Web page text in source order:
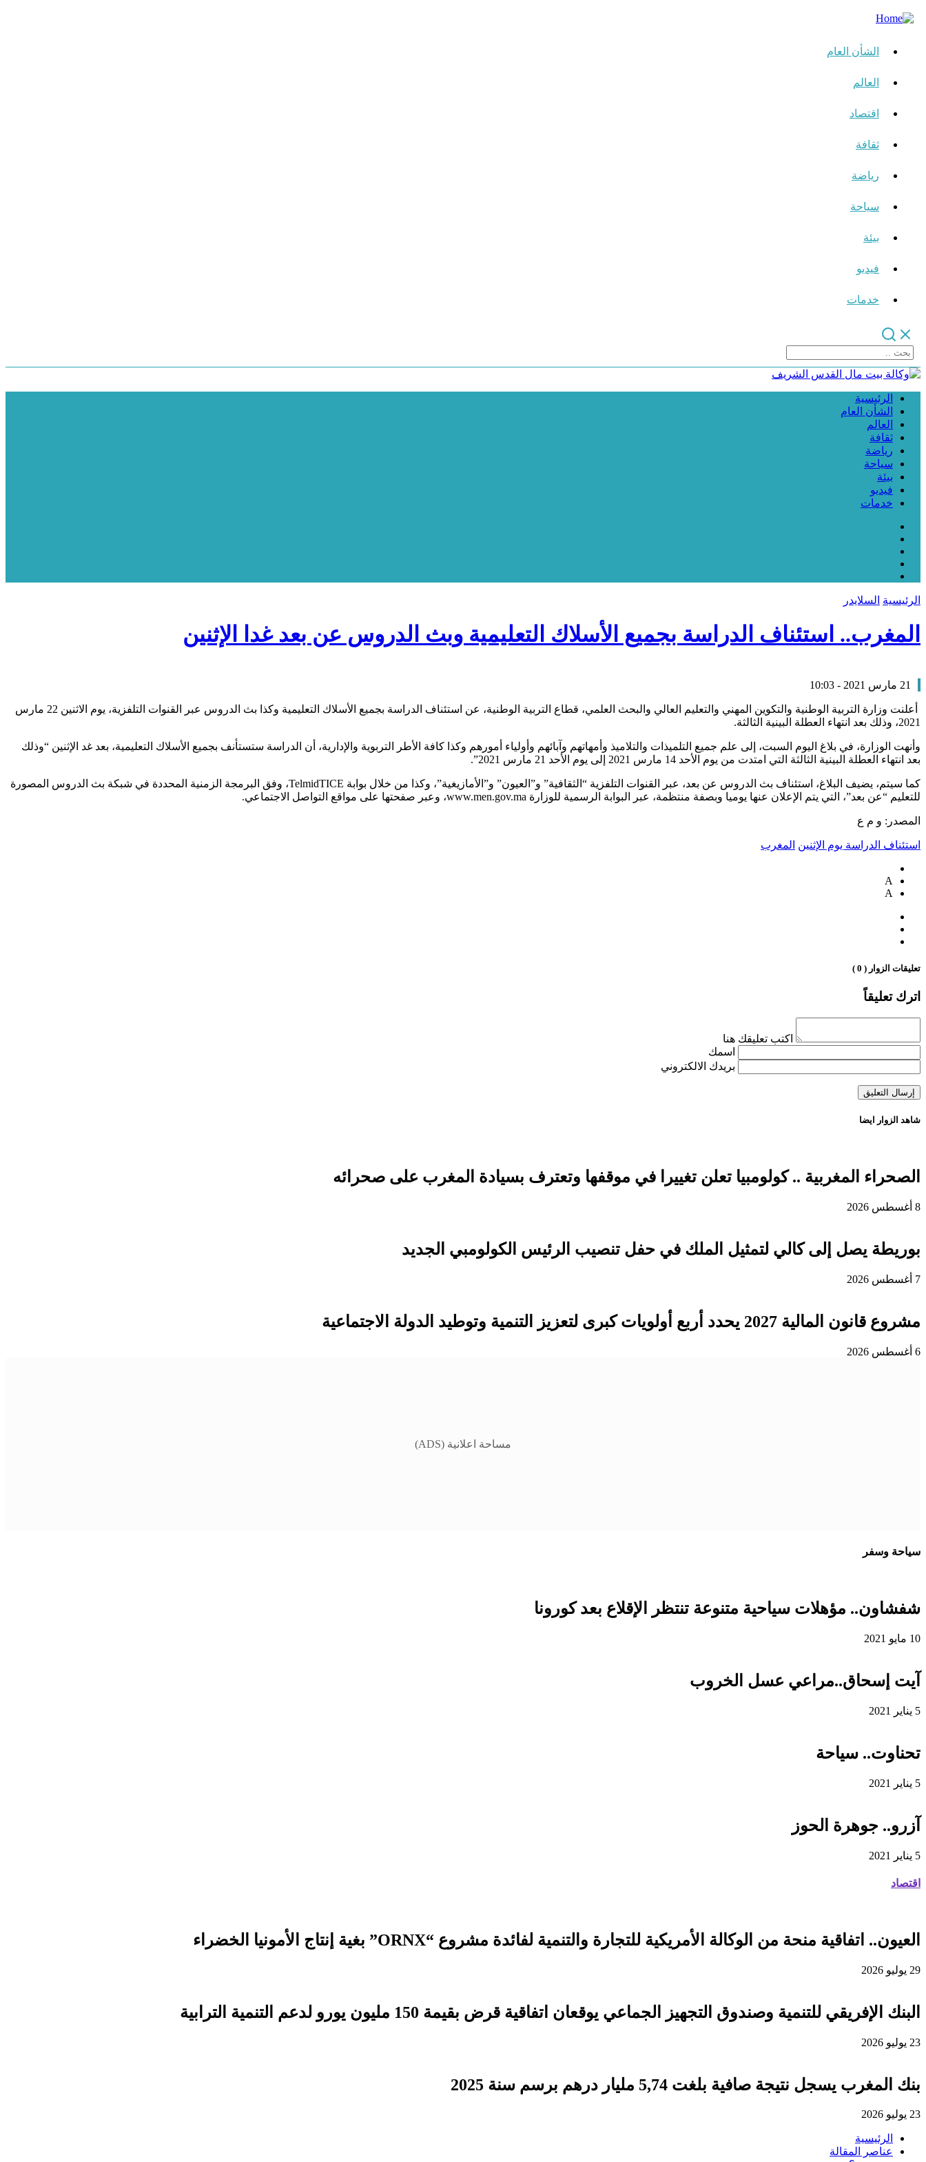
الشأن العام
العالم
اقتصاد
ثقافة
رياضة
سياحة
بيئة
فيديو
خدمات
الرئيسية
الشأن العام
العالم
ثقافة
رياضة
سياحة
بيئة
فيديو
خدمات
الرئيسية السلايدر
المغرب.. استئناف الدراسة بجميع الأسلاك التعليمية وبث الدروس عن بعد غدا الإثنين
21 مارس 2021 - 10:03
أعلنت وزارة التربية الوطنية والتكوين المهني والتعليم العالي والبحث العلمي، قطاع التربية الوطنية، عن استئناف الدراسة بجميع الأسلاك التعليمية وكذا بث الدروس عبر القنوات التلفزية، يوم الاثنين 22 مارس
2021، وذلك بعد انتهاء العطلة البينية الثالثة.
وأنهت الوزارة، في بلاغ اليوم السبت، إلى علم جميع التلميذات والتلاميذ وأمهاتهم وآبائهم وأولياء أمورهم وكذا كافة الأطر التربوية والإدارية، أن الدراسة ستستأنف بجميع الأسلاك التعليمية، بعد غد الإثنين “وذلك
بعد انتهاء العطلة البينية الثالثة التي امتدت من يوم الأحد 14 مارس 2021 إلى يوم الأحد 21 مارس 2021”.
كما سيتم، يضيف البلاغ، استئناف بث الدروس عن بعد، عبر القنوات التلفزية “الثقافية” و”العيون” و”الأمازيغية”، وكذا من خلال بوابة TelmidTICE، وفق البرمجة الزمنية المحددة في شبكة بث الدروس المصورة
للتعليم “عن بعد”، التي يتم الإعلان عنها يوميا وبصفة منتظمة، عبر البوابة الرسمية للوزارة www.men.gov.ma، وعبر صفحتها على مواقع التواصل الاجتماعي.
المصدر: و م ع
استئناف الدراسة يوم الإثنين المغرب
A
A
تعليقات الزوار ( 0 )
اترك تعليقاً
اكتب تعليقك هنا
اسمك
بريدك الالكتروني
شاهد الزوار ايضا
الصحراء المغربية .. كولومبيا تعلن تغييرا في موقفها وتعترف بسيادة المغرب على صحرائه
8 أغسطس 2026
بوريطة يصل إلى كالي لتمثيل الملك في حفل تنصيب الرئيس الكولومبي الجديد
7 أغسطس 2026
مشروع قانون المالية 2027 يحدد أربع أولويات كبرى لتعزيز التنمية وتوطيد الدولة الاجتماعية
6 أغسطس 2026
مساحة اعلانية (ADS)
سياحة وسفر
شفشاون.. مؤهلات سياحية متنوعة تنتظر الإقلاع بعد كورونا
10 مايو 2021
آيت إسحاق..مراعي عسل الخروب
5 يناير 2021
تحناوت.. سياحة
5 يناير 2021
آزرو.. جوهرة الحوز
5 يناير 2021
اقتصاد
العيون.. اتفاقية منحة من الوكالة الأمريكية للتجارة والتنمية لفائدة مشروع “ORNX” بغية إنتاج الأمونيا الخضراء
29 يوليو 2026
البنك الإفريقي للتنمية وصندوق التجهيز الجماعي يوقعان اتفاقية قرض بقيمة 150 مليون يورو لدعم التنمية الترابية
23 يوليو 2026
بنك المغرب يسجل نتيجة صافية بلغت 5,74 مليار درهم برسم سنة 2025
23 يوليو 2026
الرئيسية
عناصر المقالة